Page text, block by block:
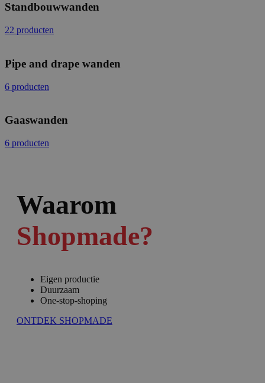
Standbouwwanden
22 producten
Pipe and drape wanden
6 producten
Gaaswanden
6 producten
Waarom
Shopmade?
Eigen productie
Duurzaam
One-stop-shoping
ONTDEK SHOPMADE